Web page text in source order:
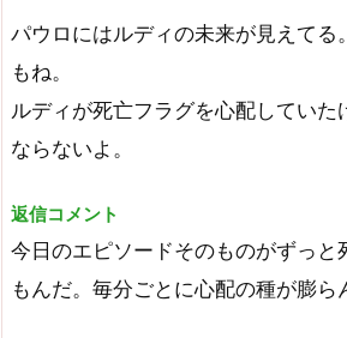
パウロにはルディの未来が見えてる
もね。
ルディが死亡フラグを心配していた
ならないよ。
返信コメント
今日のエピソードそのものがずっと
もんだ。毎分ごとに心配の種が膨ら